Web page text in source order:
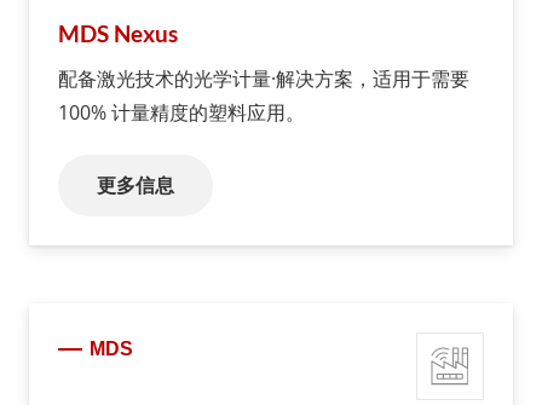
MDS Nexus
配备激光技术的光学计量·解决方案，适用于需要
100% 计量精度的塑料应用。
更多信息
MDS